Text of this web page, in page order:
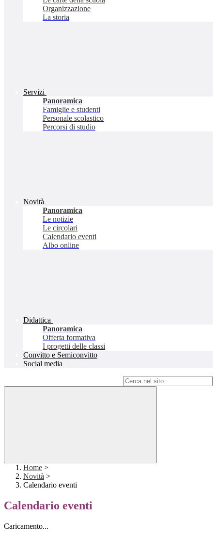
Organizzazione
La storia
Servizi
Panoramica
Famiglie e studenti
Personale scolastico
Percorsi di studio
Novità
Panoramica
Le notizie
Le circolari
Calendario eventi
Albo online
Didattica
Panoramica
Offerta formativa
I progetti delle classi
Convitto e Semiconvitto
Social media
Home >
Novità >
Calendario eventi
Calendario eventi
Caricamento...